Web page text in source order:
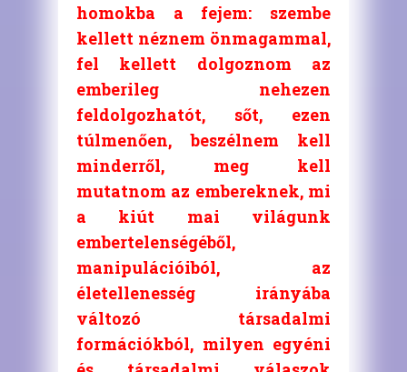
homokba a fejem: szembe
kellett néznem önmagammal,
fel kellett dolgoznom az
emberileg nehezen
feldolgozhatót, sőt, ezen
túlmenően, beszélnem kell
minderről, meg kell
mutatnom az embereknek, mi
a kiút mai világunk
embertelenségéből,
manipulációiból, az
életellenesség irányába
változó társadalmi
formációkból, milyen egyéni